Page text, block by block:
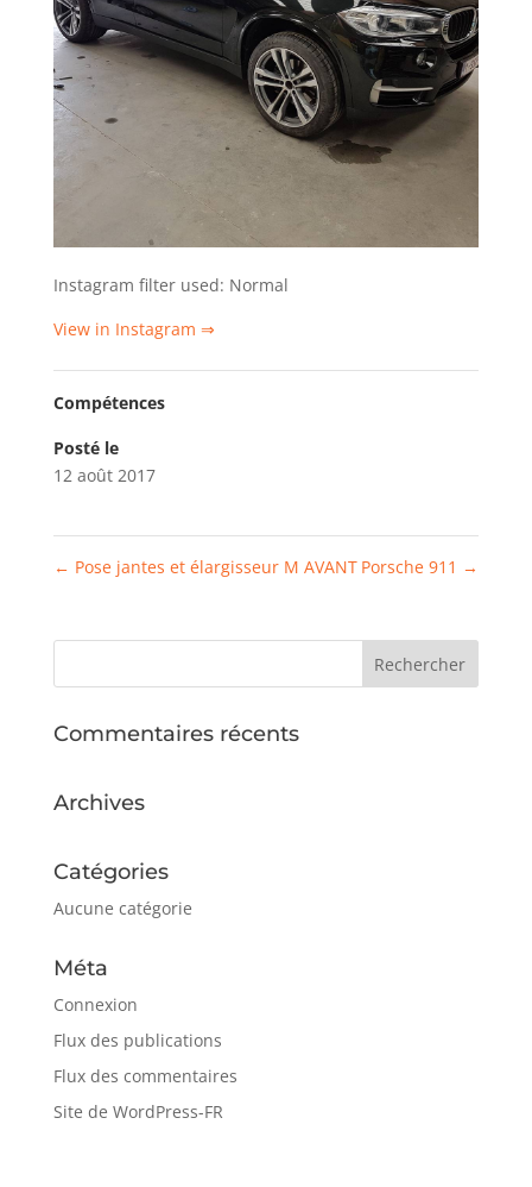
Instagram filter used: Normal
View in Instagram ⇒
Compétences
Posté le
12 août 2017
← Pose jantes et élargisseur M AVANT Porsche 911 →
Commentaires récents
Archives
Catégories
Aucune catégorie
Méta
Connexion
Flux des publications
Flux des commentaires
Site de WordPress-FR